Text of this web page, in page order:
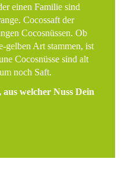
einen Familie sind
Cocossaft der
Cocosnüssen. Ob
gelben Art stammen, ist
Cocosnüsse sind alt
noch Saft.
welcher Nuss Dein